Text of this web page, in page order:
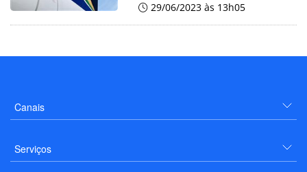
29/06/2023 às 13h05
Canais
Serviços